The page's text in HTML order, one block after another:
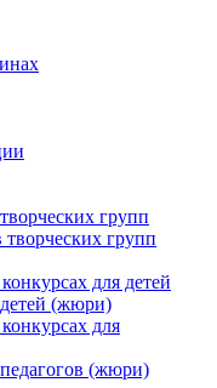
групп
творческих групп
для детей
детей (жюри)
для
педагогов (жюри)